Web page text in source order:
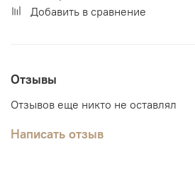
Добавить в сравнение
Отзывы
Отзывов еще никто не оставлял
Написать отзыв